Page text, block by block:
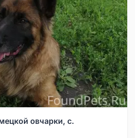
овчарки, с.